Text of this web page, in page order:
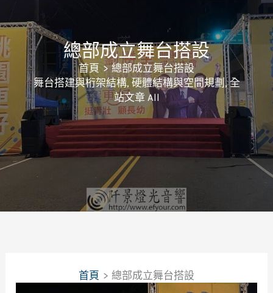
總部成立舞台搭設
首頁
總部成立舞台搭設
舞台搭建與桁架結構,硬體結構與空間規劃,全
站文章 All
首頁 總部成立舞台搭設